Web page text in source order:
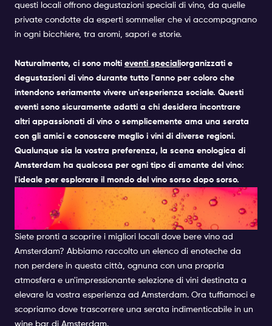
questi locali offrono degustazioni speciali di vino, da quelle
private condotte da esperti sommelier che vi accompagnano
in ogni bicchiere, tra aromi, sapori e storie.
Naturalmente, ci sono molti eventi specialiorganizzati e
degustazioni di vino durante tutto l'anno per coloro che
intendono seriamente vivere un'esperienza sociale. Questi
eventi sono sicuramente adatti a chi desidera incontrare
altri appassionati di vino o semplicemente ama una serata
con gli amici e conoscere meglio i vini di diverse regioni.
Qualunque sia la vostra preferenza, la scena enologica di
Amsterdam ha qualcosa per ogni tipo di amante del vino:
l'ideale per esplorare il mondo del vino sorso dopo sorso.
I MIGLIORI WINE BAR DI
AMSTERDAM
Siete pronti a scoprire i migliori locali dove bere vino ad
Amsterdam? Abbiamo raccolto un elenco di enoteche da
non perdere in questa città, ognuna con una propria
atmosfera e un'impressionante selezione di vini destinata a
elevare la vostra esperienza ad Amsterdam. Ora tuffiamoci e
scopriamo dove trascorrere una serata indimenticabile in un
wine bar di Amsterdam.